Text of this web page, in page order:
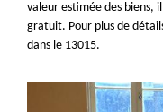
valeur estimée des biens,
gratuit. Pour plus de
dans le 13015.